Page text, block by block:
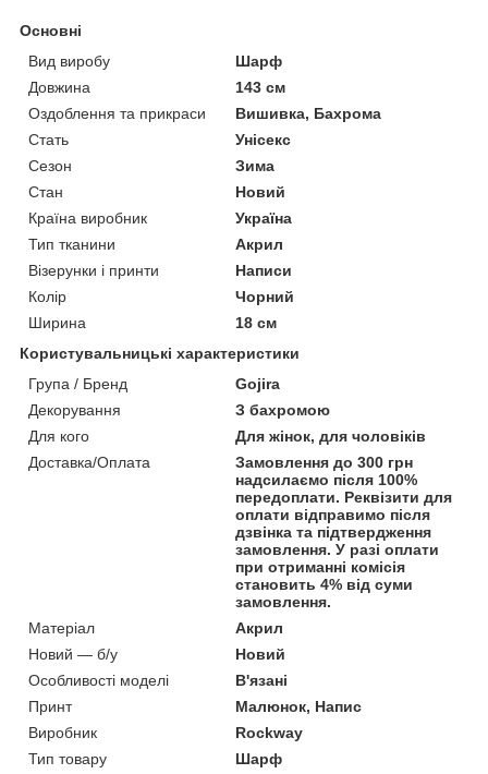
Основні
Вид виробу
Шарф
Довжина
143 см
Оздоблення та прикраси
Вишивка, Бахрома
Стать
Унісекс
Сезон
Зима
Стан
Новий
Країна виробник
Україна
Тип тканини
Акрил
Візерунки і принти
Написи
Колір
Чорний
Ширина
18 см
Користувальницькі характеристики
Група / Бренд
Gojira
Декорування
З бахромою
Для кого
Для жінок, для чоловіків
Доставка/Оплата
Замовлення до 300 грн
надсилаємо після 100%
передоплати. Реквізити для
оплати відправимо після
дзвінка та підтвердження
замовлення. У разі оплати
при отриманні комісія
становить 4% від суми
замовлення.
Матеріал
Акрил
Новий — б/у
Новий
Особливості моделі
В'язані
Принт
Малюнок, Напис
Виробник
Rockway
Тип товару
Шарф